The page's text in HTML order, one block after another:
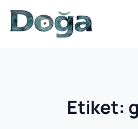
İçeriğe geç
Etiket: